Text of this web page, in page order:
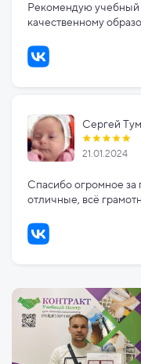
Рекомендую учебный
качественному
Сергей
21.01.2024
Спасибо огромное
отличные, всё